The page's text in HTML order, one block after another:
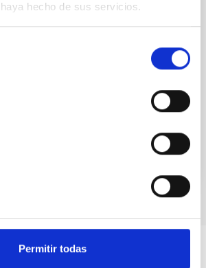
hecho de sus servicios.
Permitir todas
la UC3M puedan realizar prácticas en